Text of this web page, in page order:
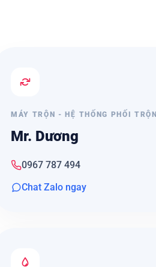
MÁY TRỘN - HỆ THỐNG PHỐI TRỘN
Mr. Dương
0967 787 494
Chat Zalo ngay